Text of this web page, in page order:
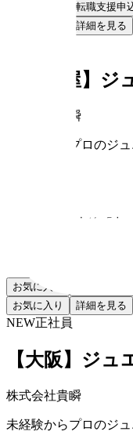
転職支援申
詳細を見る
【名古屋】
株式会社貴瞬
未経験からプロのジ
名古屋本線「
お気に入り
お気に入り
詳細を見る
NEW正社員
【大阪】ジ
株式会社貴瞬
未経験からプロのジ